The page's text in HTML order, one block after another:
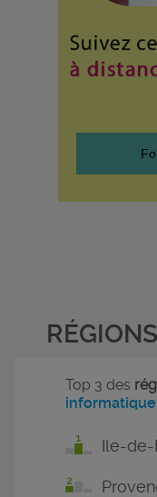
Top 3 des
Ile-de-